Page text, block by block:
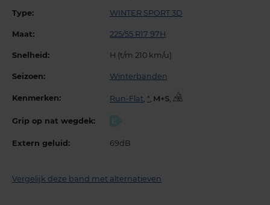
Type: WINTER SPORT 3D
Maat: 225/55 R17 97H
Snelheid: H (t/m 210 km/u)
Seizoen: Winterbanden
Kenmerken: Run-Flat, *, ,
Grip op nat wegdek:
Extern geluid: 69dB
Vergelijk deze band met alternatieven